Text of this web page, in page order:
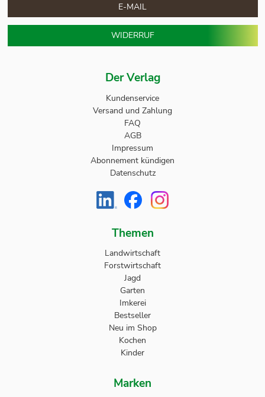
Der Verlag
Kundenservice
Versand und Zahlung
FAQ
AGB
Impressum
Abonnement kündigen
Datenschutz
Themen
Landwirtschaft
Forstwirtschaft
Jagd
Garten
Imkerei
Bestseller
Neu im Shop
Kochen
Kinder
Marken
E-MAIL
WIDERRUF